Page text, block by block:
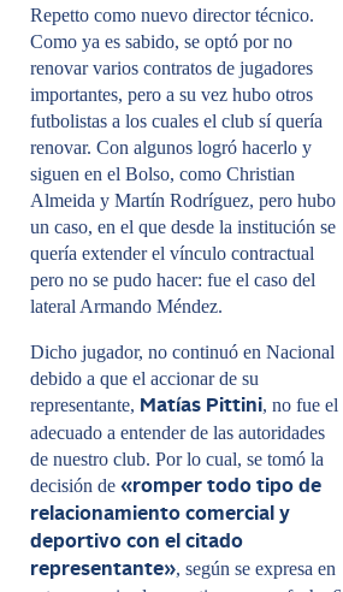
Repetto como nuevo director técnico.
Como ya es sabido, se optó por no
renovar varios contratos de jugadores
importantes, pero a su vez hubo otros
futbolistas a los cuales el club sí quería
renovar. Con algunos logró hacerlo y
siguen en el Bolso, como Christian
Almeida y Martín Rodríguez, pero hubo
un caso, en el que desde la institución se
quería extender el vínculo contractual
pero no se pudo hacer: fue el caso del
lateral Armando Méndez.
Dicho jugador, no continuó en Nacional
debido a que el accionar de su
representante, Matías Pittini, no fue el
adecuado a entender de las autoridades
de nuestro club. Por lo cual, se tomó la
decisión de «romper todo tipo de
relacionamiento comercial y
deportivo con el citado
representante», según se expresa en